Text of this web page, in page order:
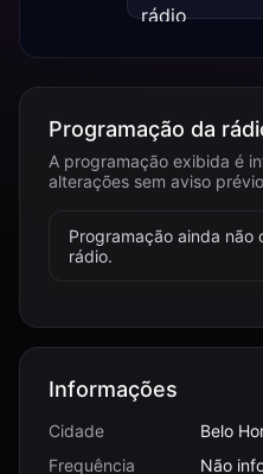
Programação da
A programação exibida é
alterações sem aviso
Programação ainda não
rádio.
Informações
Cidade
Belo
Frequência
Não